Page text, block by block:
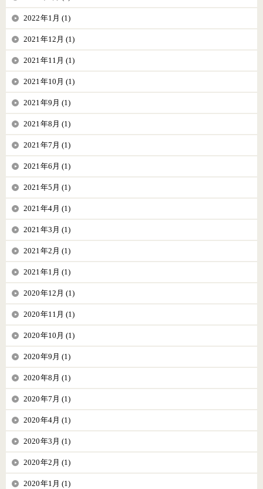
2022年1月 (1)
2021年12月 (1)
2021年11月 (1)
2021年10月 (1)
2021年9月 (1)
2021年8月 (1)
2021年7月 (1)
2021年6月 (1)
2021年5月 (1)
2021年4月 (1)
2021年3月 (1)
2021年2月 (1)
2021年1月 (1)
2020年12月 (1)
2020年11月 (1)
2020年10月 (1)
2020年9月 (1)
2020年8月 (1)
2020年7月 (1)
2020年4月 (1)
2020年3月 (1)
2020年2月 (1)
2020年1月 (1)